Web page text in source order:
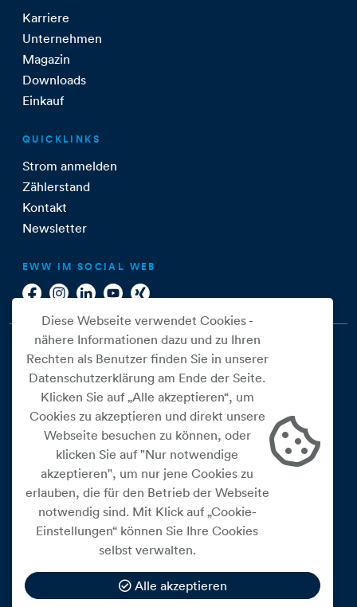
Karriere
Unternehmen
Magazin
Downloads
Einkauf
QUICKLINKS
Strom anmelden
Zählerstand
Kontakt
Newsletter
EWW IM SOCIAL WEB
Cookie Einstellungen
Datenschutz
Impressum
Widerrufsbelehrung
Medienfreiheitsgesetz
Barrierefreiheitserklärung
Diese Webseite verwendet Cookies -
nähere Informationen dazu und zu Ihren
Rechten als Benutzer finden Sie in unserer
Datenschutzerklärung am Ende der Seite.
Klicken Sie auf „Alle akzeptieren“, um
Cookies zu akzeptieren und direkt unsere
Webseite besuchen zu können, oder
klicken Sie auf "Nur notwendige
akzeptieren", um nur jene Cookies zu
erlauben, die für den Betrieb der Webseite
notwendig sind. Mit Klick auf „Cookie-
Einstellungen“ können Sie Ihre Cookies
selbst verwalten.
Alle akzeptieren